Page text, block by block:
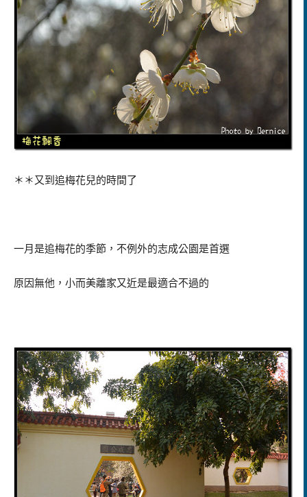
＊＊又到追梅花兒的時間了
一月是追梅花的季節，不例外的志成公園是首選
原因無他，小而美離家又近是最適合不過的